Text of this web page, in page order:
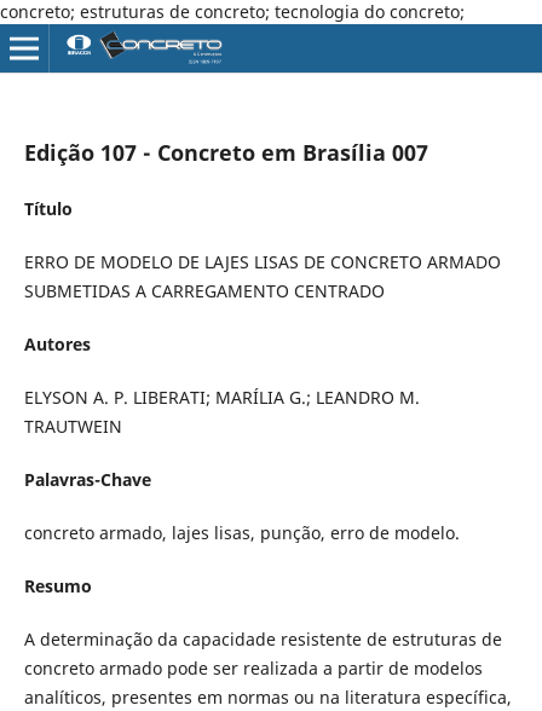
concreto; estruturas de concreto; tecnologia do concreto;
Edição 107 - Concreto em Brasília 007
Título
ERRO DE MODELO DE LAJES LISAS DE CONCRETO ARMADO
SUBMETIDAS A CARREGAMENTO CENTRADO
Autores
ELYSON A. P. LIBERATI; MARÍLIA G.; LEANDRO M.
TRAUTWEIN
Palavras-Chave
concreto armado, lajes lisas, punção, erro de modelo.
Resumo
A determinação da capacidade resistente de estruturas de
concreto armado pode ser realizada a partir de modelos
analíticos, presentes em normas ou na literatura específica,